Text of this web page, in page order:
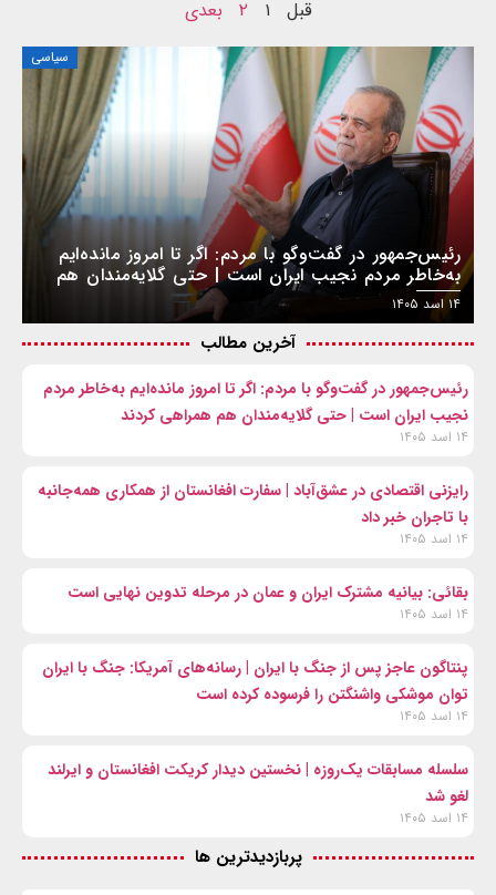
قبل ۱ ۲ بعدی
سیاسی
رئیس‌جمهور در گفت‌وگو با مردم: اگر تا امروز مانده‌ایم
به‌خاطر مردم نجیب ایران است | حتی گلایه‌مندان هم
همراهی کردند
۱۴ اسد ۱۴۰۵
آخرین مطالب
رئیس‌جمهور در گفت‌وگو با مردم: اگر تا امروز مانده‌ایم به‌خاطر مردم
نجیب ایران است | حتی گلایه‌مندان هم همراهی کردند
۱۴ اسد ۱۴۰۵
رایزنی اقتصادی در عشق‌آباد | سفارت افغانستان از همکاری همه‌جانبه
با تاجران خبر داد
۱۴ اسد ۱۴۰۵
بقائی: بیانیه مشترک ایران و عمان در مرحله تدوین نهایی است
۱۴ اسد ۱۴۰۵
پنتاگون عاجز پس از جنگ با ایران | رسانه‌های آمریکا: جنگ با ایران
توان موشکی واشنگتن را فرسوده کرده است
۱۴ اسد ۱۴۰۵
سلسله مسابقات یک‌روزه | نخستین دیدار کریکت افغانستان و ایرلند
لغو شد
۱۴ اسد ۱۴۰۵
پربازدیدترین ها